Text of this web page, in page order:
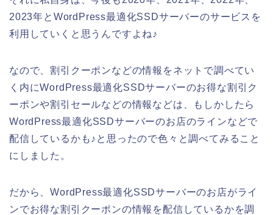
2023年とWordPress最適化SSDサーバーのサービスを
利用していくと思うんですよね♪
なので、割引クーポンなどの情報をネットで調べてい
く内にWordPress最適化SSDサーバーのお得な割引ク
ーポンや割引セールなどの情報などは、もしかしたら
WordPress最適化SSDサーバーのお店のラインなどで
配信しているかも♪と思ったので色々と調べてみること
にしました。
だから、WordPress最適化SSDサーバーのお店がライ
ンでお得な割引クーポンの情報を配信しているかを調